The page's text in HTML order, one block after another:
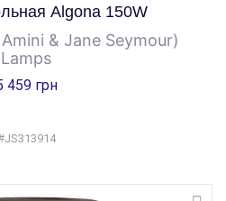
Algona 150W
& Jane Seymour)
Lamps
459 грн